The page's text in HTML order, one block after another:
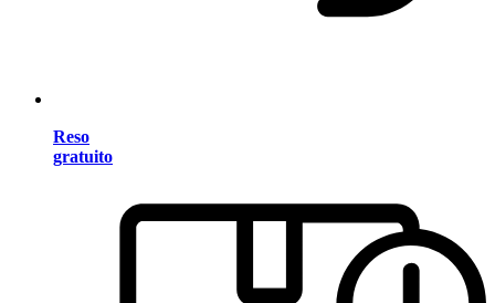
Reso
gratuito